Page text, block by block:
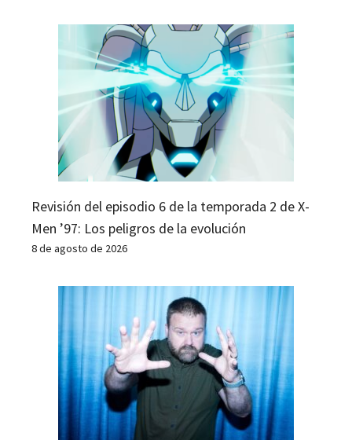
Revisión del episodio 6 de la temporada 2 de X-
Men ’97: Los peligros de la evolución
8 de agosto de 2026